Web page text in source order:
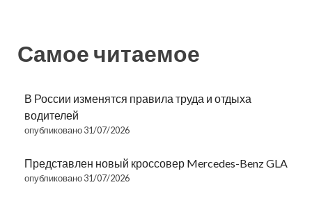
Самое читаемое
В России изменятся правила труда и отдыха
водителей
опубликовано 31/07/2026
Представлен новый кроссовер Mercedes-Benz GLA
опубликовано 31/07/2026